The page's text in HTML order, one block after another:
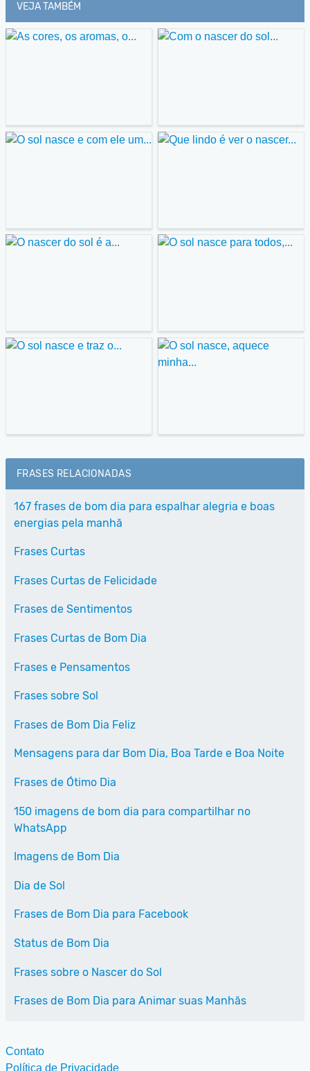
VEJA TAMBÉM
FRASES RELACIONADAS
167 frases de bom dia para espalhar alegria e boas
energias pela manhã
Frases Curtas
Frases Curtas de Felicidade
Frases de Sentimentos
Frases Curtas de Bom Dia
Frases e Pensamentos
Frases sobre Sol
Frases de Bom Dia Feliz
Mensagens para dar Bom Dia, Boa Tarde e Boa Noite
Frases de Ótimo Dia
150 imagens de bom dia para compartilhar no
WhatsApp
Imagens de Bom Dia
Dia de Sol
Frases de Bom Dia para Facebook
Status de Bom Dia
Frases sobre o Nascer do Sol
Frases de Bom Dia para Animar suas Manhãs
Contato
Política de Privacidade